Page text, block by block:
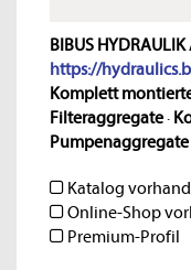
BIBUS HYDRAULIK
https://
Komplett
Filteraggregate·
Pumpenaggregate
Katalog
Online-Shop
Premium-Profil